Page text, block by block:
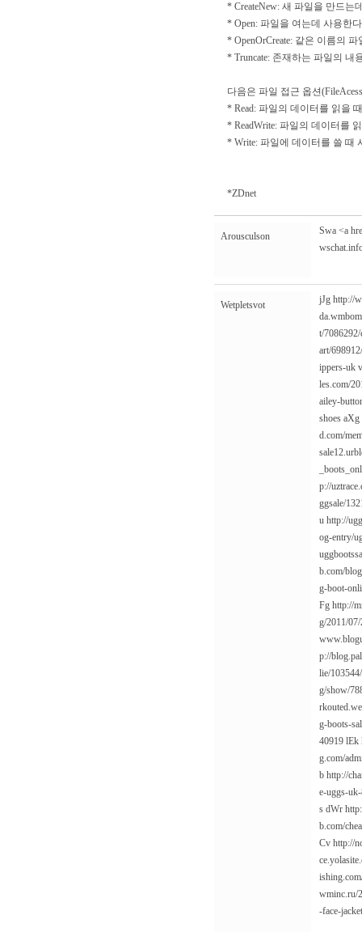
* CreateNew: 새 파일을 만드는
* Open: 파일을 여는데 사용한
* OpenOrCreate: 같은 이름의
* Truncate: 존재하는 파일의 내
다음은 파일 접근 옵션
* Read: 파일의 데이터를 읽을
* ReadWrite: 파일의 데이터를
* Write: 파일에 데이터를 쓸 때
*ZDnet
Arousculson
Swa <a
Wetpletsvot jJg http://
t/
art/
ippers-uk
les.com/
ailey-
shoes aXg
d.com/
p://
ggsale/
u http://
og-entry/
b.com/
g-boot-
Fg http://
g/2011/
p://
lie/
g/show/
g-boots-
40919 lEk
g.com/
b http://
e-uggs-
s dWr
b.com/
Cv http://
wminc.ru/
-face-